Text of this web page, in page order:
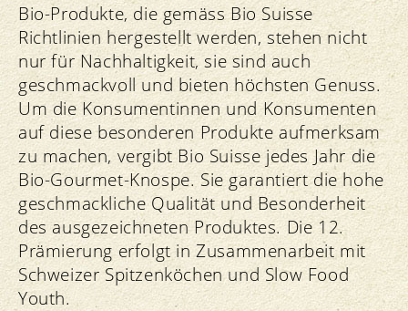
Bio-Produkte, die gemäss Bio Suisse
Richtlinien hergestellt werden, stehen nicht
nur für Nachhaltigkeit, sie sind auch
geschmackvoll und bieten höchsten Genuss.
Um die Konsumentinnen und Konsumenten
auf diese besonderen Produkte aufmerksam
zu machen, vergibt Bio Suisse jedes Jahr die
Bio-Gourmet-Knospe. Sie garantiert die hohe
geschmackliche Qualität und Besonderheit
des ausgezeichneten Produktes. Die 12.
Prämierung erfolgt in Zusammenarbeit mit
Schweizer Spitzenköchen und Slow Food
Youth.